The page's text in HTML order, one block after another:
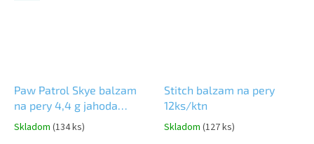
Paw Patrol Skye balzam
na pery 4,4 g jahoda
24ks/1ktn
Skladom (134 ks)
Stitch balzam na pery
12ks/ktn
Skladom (127 ks)